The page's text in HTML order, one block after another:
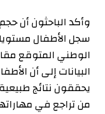
وأكد الباحثون أن
سجل الأطفال
الوطني المتوقع
البيانات إلى أن
يحققون نتائج
من تراجع في